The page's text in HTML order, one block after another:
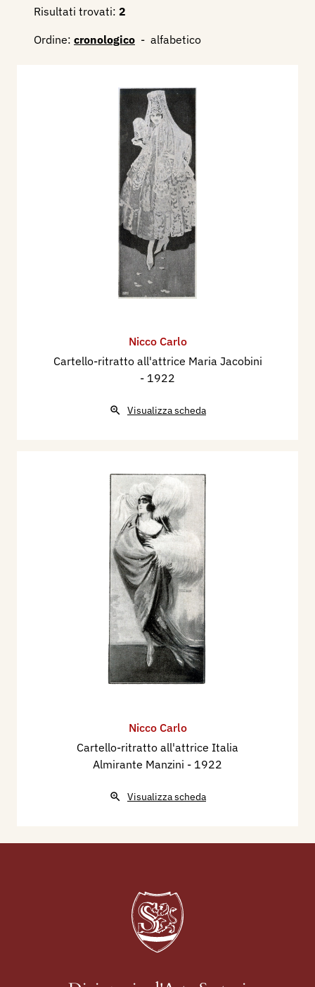
Risultati trovati: 2
Ordine: cronologico - alfabetico
Nicco Carlo
Cartello-ritratto all'attrice Maria Jacobini
- 1922
Visualizza scheda
Nicco Carlo
Cartello-ritratto all'attrice Italia
Almirante Manzini - 1922
Visualizza scheda